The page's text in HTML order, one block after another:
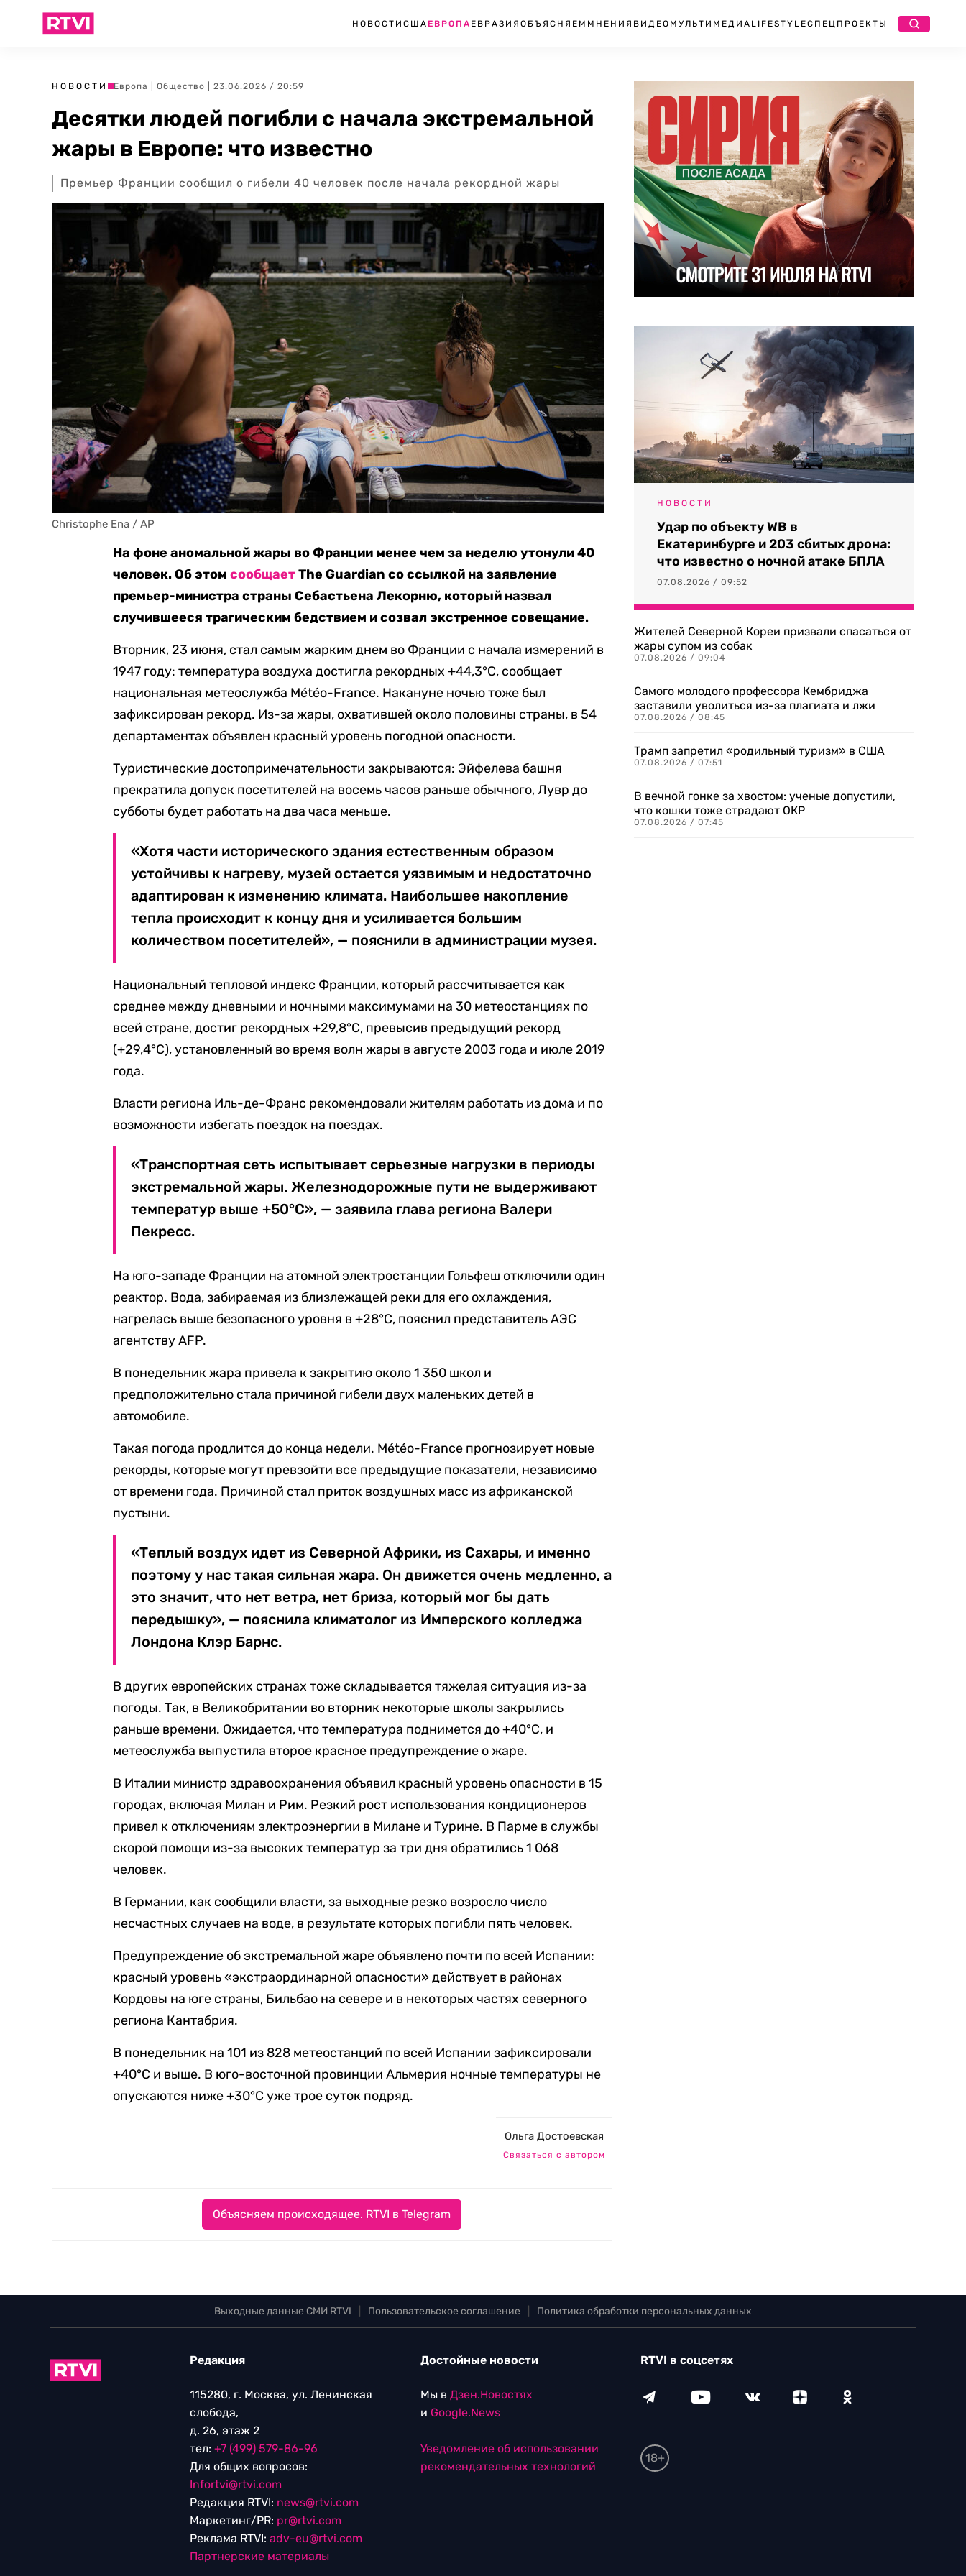
НОВОСТИ США ЕВРОПА ЕВРАЗИЯ ОБЪЯСНЯЕМ МНЕНИЯ ВИДЕО МУЛЬТИМЕДИА LIFESTYLEСПЕЦПРОЕКТЫ
НОВОСТИ Европа Общество | 23.06.2026 / 20:59
Десятки людей погибли с начала экстремальной
жары в Европе: что известно
Премьер Франции сообщил о гибели 40 человек после начала рекордной жары
Christophe Ena / AP
На фоне аномальной жары во Франции менее чем за неделю утонули 40
человек. Об этомсообщаетThe Guardian со ссылкой на заявление
премьер-министра страны Себастьена Лекорню, который назвал
случившееся трагическим бедствием и созвал экстренное совещание.
Вторник, 23 июня, стал самым жарким днем во Франции с начала измерений в
1947 году: температура воздуха достигла рекордных +44,3°C, сообщает
национальная метеослужба Météo-France. Накануне ночью тоже был
зафиксирован рекорд. Из-за жары, охватившей около половины страны, в 54
департаментах объявлен красный уровень погодной опасности.
Туристические достопримечательности закрываются: Эйфелева башня
прекратила допуск посетителей на восемь часов раньше обычного, Лувр до
субботы будет работать на два часа меньше.
«Хотя части исторического здания естественным образом
устойчивы к нагреву, музей остается уязвимым и недостаточно
адаптирован к изменению климата. Наибольшее накопление
тепла происходит к концу дня и усиливается большим
количеством посетителей», — пояснили в администрации музея.
Национальный тепловой индекс Франции, который рассчитывается как
среднее между дневными и ночными максимумами на 30 метеостанциях по
всей стране, достиг рекордных +29,8°C, превысив предыдущий рекорд
(+29,4°C), установленный во время волн жары в августе 2003 года и июле 2019
года.
Власти региона Иль-де-Франс рекомендовали жителям работать из дома и по
возможности избегать поездок на поездах.
«Транспортная сеть испытывает серьезные нагрузки в периоды
экстремальной жары. Железнодорожные пути не выдерживают
температур выше +50°C», — заявила глава региона Валери
Пекресс.
На юго-западе Франции на атомной электростанции Гольфеш отключили один
реактор. Вода, забираемая из близлежащей реки для его охлаждения,
нагрелась выше безопасного уровня в +28°C, пояснил представитель АЭС
агентству AFP.
В понедельник жара привела к закрытию около 1 350 школ и
предположительно стала причиной гибели двух маленьких детей в
автомобиле.
Такая погода продлится до конца недели. Météo-France прогнозирует новые
рекорды, которые могут превзойти все предыдущие показатели, независимо
от времени года. Причиной стал приток воздушных масс из африканской
пустыни.
«Теплый воздух идет из Северной Африки, из Сахары, и именно
поэтому у нас такая сильная жара. Он движется очень медленно, а
это значит, что нет ветра, нет бриза, который мог бы дать
передышку», — пояснила климатолог из Имперского колледжа
Лондона Клэр Барнс.
В других европейских странах тоже складывается тяжелая ситуация из-за
погоды. Так, в Великобритании во вторник некоторые школы закрылись
раньше времени. Ожидается, что температура поднимется до +40°C, и
метеослужба выпустила второе красное предупреждение о жаре.
В Италии министр здравоохранения объявил красный уровень опасности в 15
городах, включая Милан и Рим. Резкий рост использования кондиционеров
привел к отключениям электроэнергии в Милане и Турине. В Парме в службы
скорой помощи из-за высоких температур за три дня обратились 1 068
человек.
В Германии, как сообщили власти, за выходные резко возросло число
несчастных случаев на воде, в результате которых погибли пять человек.
Предупреждение об экстремальной жаре объявлено почти по всей Испании:
красный уровень «экстраординарной опасности» действует в районах
Кордовы на юге страны, Бильбао на севере и в некоторых частях северного
региона Кантабрия.
В понедельник на 101 из 828 метеостанций по всей Испании зафиксировали
+40°C и выше. В юго-восточной провинции Альмерия ночные температуры не
опускаются ниже +30°C уже трое суток подряд.
Ольга Достоевская
Связаться с автором
Объясняем происходящее. RTVI в Telegram
НОВОСТИ
Удар по объекту WB в
Екатеринбурге и 203 сбитых дрона:
что известно о ночной атаке БПЛА
07.08.2026 / 09:52
Жителей Северной Кореи призвали спасаться от
жары супом из собак
07.08.2026 / 09:04
Самого молодого профессора Кембриджа
заставили уволиться из-за плагиата и лжи
07.08.2026 / 08:45
Трамп запретил «родильный туризм» в США
07.08.2026 / 07:51
В вечной гонке за хвостом: ученые допустили,
что кошки тоже страдают ОКР
07.08.2026 / 07:45
Выходные данные СМИ RTVI Пользовательское соглашение Политика обработки персональных данных
Редакция
115280, г. Москва, ул. Ленинская
слобода,
д. 26, этаж 2
тел: +7 (499) 579-86-96
Для общих вопросов:
Infortvi@rtvi.com
Редакция RTVI: news@rtvi.com
Маркетинг/PR: pr@rtvi.com
Реклама RTVI: adv-eu@rtvi.com
Партнерские материалы
Достойные новости
Мы в Дзен.Новостях
и Google.News
Уведомление об использовании
рекомендательных технологий
RTVI в соцсетях
18+